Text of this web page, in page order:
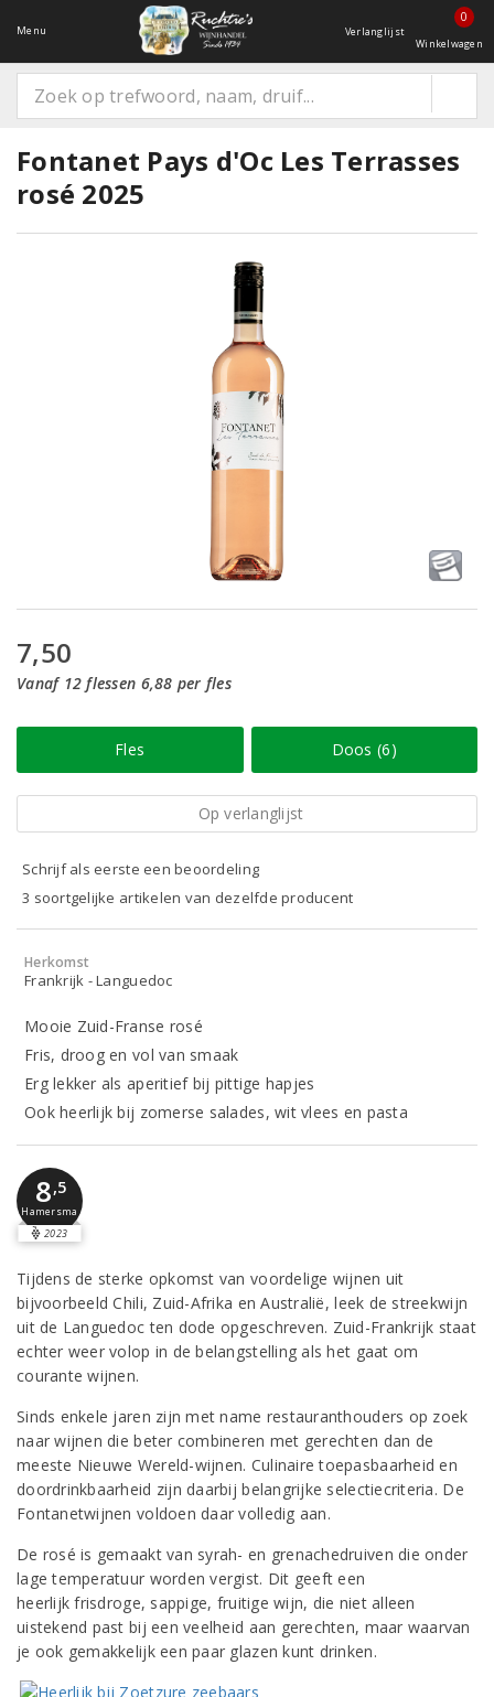
Menu Verlanglijst
0
Winkelwagen
Fontanet Pays d'Oc Les Terrasses
rosé 2025
7,50
Vanaf 12 flessen 6,88 per fles
Fles Doos (6)
Op verlanglijst
Schrijf als eerste een beoordeling
3 soortgelijke artikelen van dezelfde producent
Herkomst
Frankrijk - Languedoc
Mooie Zuid-Franse rosé
Fris, droog en vol van smaak
Erg lekker als aperitief bij pittige hapjes
Ook heerlijk bij zomerse salades, wit vlees en pasta
8,5
Hamersma
2023
Tijdens de sterke opkomst van voordelige wijnen uit
bijvoorbeeld Chili, Zuid-Afrika en Australië, leek de streekwijn
uit de Languedoc ten dode opgeschreven. Zuid-Frankrijk staat
echter weer volop in de belangstelling als het gaat om
courante wijnen.
Sinds enkele jaren zijn met name restauranthouders op zoek
naar wijnen die beter combineren met gerechten dan de
meeste Nieuwe Wereld-wijnen. Culinaire toepasbaarheid en
doordrinkbaarheid zijn daarbij belangrijke selectiecriteria. De
Fontanetwijnen voldoen daar volledig aan.
De rosé is gemaakt van syrah- en grenachedruiven die onder
lage temperatuur worden vergist. Dit geeft een
heerlijk frisdroge, sappige, fruitige wijn, die niet alleen
uistekend past bij een veelheid aan gerechten, maar waarvan
je ook gemakkelijk een paar glazen kunt drinken.